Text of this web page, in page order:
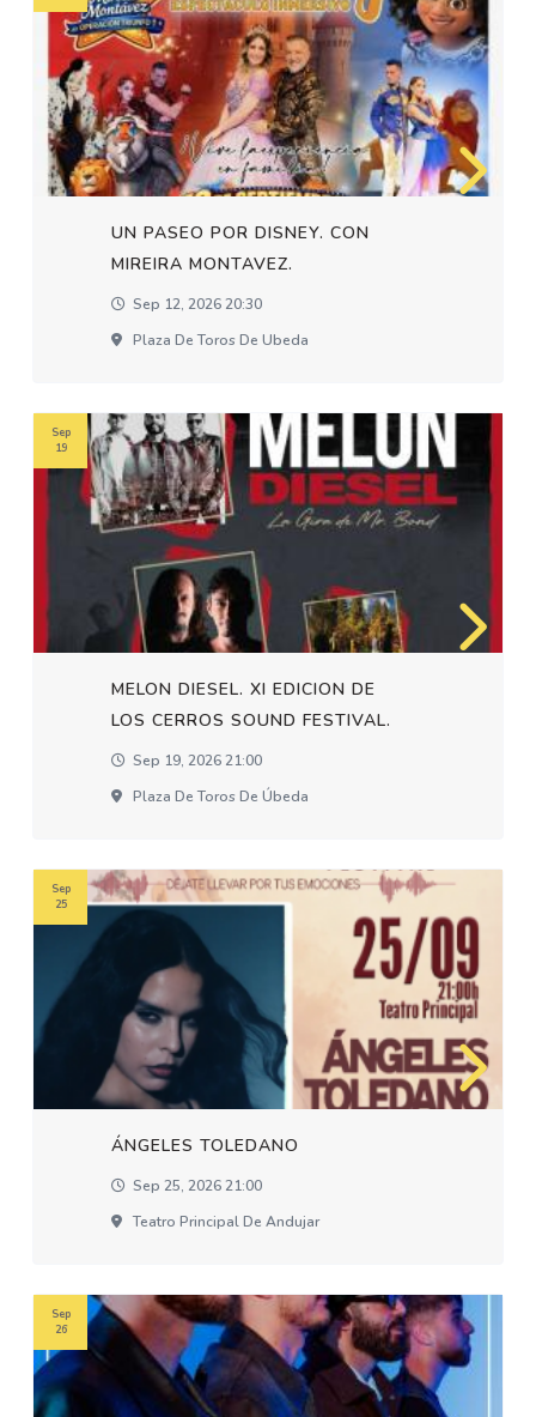
UN PASEO POR DISNEY. CON
MIREIRA MONTAVEZ.
Sep 12, 2026 20:30
Plaza De Toros De Ubeda
MELON DIESEL. XI EDICION DE
LOS CERROS SOUND FESTIVAL.
Sep 19, 2026 21:00
Plaza De Toros De Úbeda
Sep
19
ÁNGELES TOLEDANO
Sep 25, 2026 21:00
Teatro Principal De Andujar
Sep
25
Sep
26